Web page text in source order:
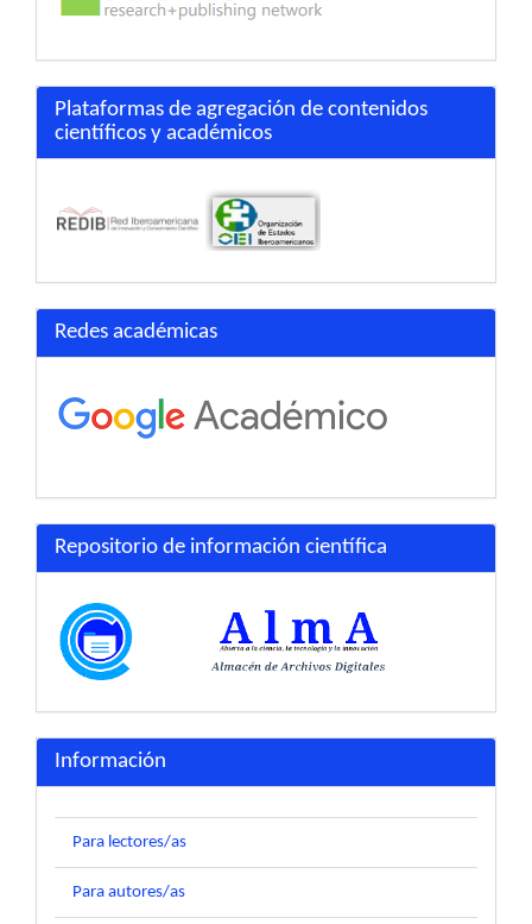
Plataformas de agregación de contenidos
científicos y académicos
Redes académicas
Repositorio de información científica
Información
Para lectores/as
Para autores/as